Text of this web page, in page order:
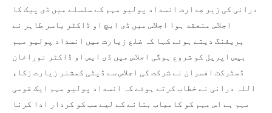
درانی کی زیر صدارت انسداد پولیو مہم کے سلسلے میں ڈی پیک کا
اجلاس منعقد ہوا اجلاس میں ڈی ایچ او ڈاکٹر یاسر طاہر نے
بریفنگ دیتے ہوئے کہا کہ ضلع زیارت میں انسداد پولیو مہم
بیس اپریل کو شروع ہوگی اجلاس میں ڈی ایس او ڈاکٹر نوراخان
ڈسٹرکٹ افسران نے شرکت کی اجلاس سے ڈپٹی کمشنر زیارت زکاء
اللہ درانی نے خطاب کرتے ہوئے کہ انسداد پولیو مہم ایک قومی
مہم ہے اس مہم کو کامیاب بنانے کے لیے سب کو کردار ادا کرنا